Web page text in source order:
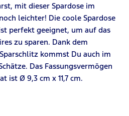
mit dieser Spardose im
leichter! Die coole Spardose
perfekt geeignet, um auf das
zu sparen. Dank dem
kommst Du auch im
Das Fassungsvermögen
ist Ø 9,3 cm x 11,7 cm.